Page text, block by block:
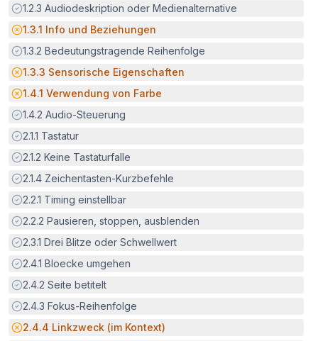
Erfüllt:
1.2.3 Audiodeskription oder Medienalternative
Potenzielle Barriere:
1.3.1 Info und Beziehungen
Erfüllt:
1.3.2 Bedeutungstragende Reihenfolge
Potenzielle Barriere:
1.3.3 Sensorische Eigenschaften
Potenzielle Barriere:
1.4.1 Verwendung von Farbe
Erfüllt:
1.4.2 Audio-Steuerung
Erfüllt:
2.1.1 Tastatur
Erfüllt:
2.1.2 Keine Tastaturfalle
Erfüllt:
2.1.4 Zeichentasten-Kurzbefehle
Erfüllt:
2.2.1 Timing einstellbar
Erfüllt:
2.2.2 Pausieren, stoppen, ausblenden
Erfüllt:
2.3.1 Drei Blitze oder Schwellwert
Erfüllt:
2.4.1 Bloecke umgehen
Erfüllt:
2.4.2 Seite betitelt
Erfüllt:
2.4.3 Fokus-Reihenfolge
Potenzielle Barriere:
2.4.4 Linkzweck (im Kontext)